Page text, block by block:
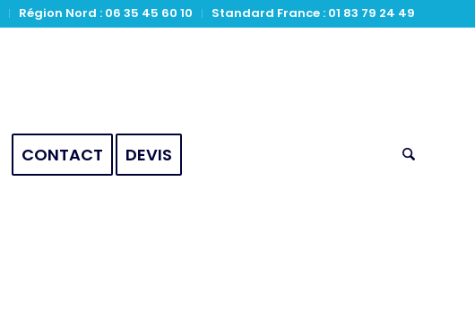
Région Nord : 06 35 45 60 10 Standard France : 01 83 79 24 49
CONTACT DEVIS